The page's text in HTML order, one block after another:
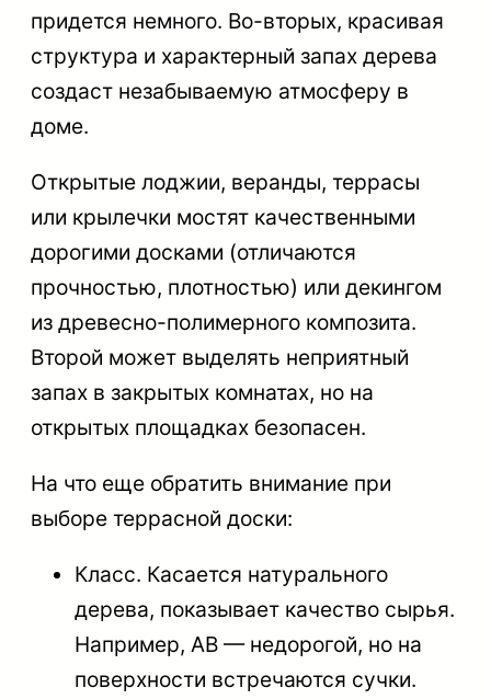
придется немного. Во-вторых, красивая
структура и характерный запах дерева
создаст незабываемую атмосферу в
доме.
Открытые лоджии, веранды, террасы
или крылечки мостят качественными
дорогими досками (отличаются
прочностью, плотностью) или декингом
из древесно-полимерного композита.
Второй может выделять неприятный
запах в закрытых комнатах, но на
открытых площадках безопасен.
На что еще обратить внимание при
выборе террасной доски:
Класс. Касается натурального
дерева, показывает качество сырья.
Например, AB — недорогой, но на
поверхности встречаются сучки.